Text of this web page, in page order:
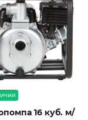
16 куб. м/